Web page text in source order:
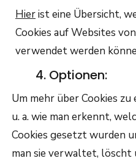
Hierist eine Übersicht,
Cookies auf Websites
verwendet werden
4. Optionen:
Um mehr über Cookies zu
u. a. wie man erkennt,
Cookies gesetzt wurden
man sie verwaltet, löscht